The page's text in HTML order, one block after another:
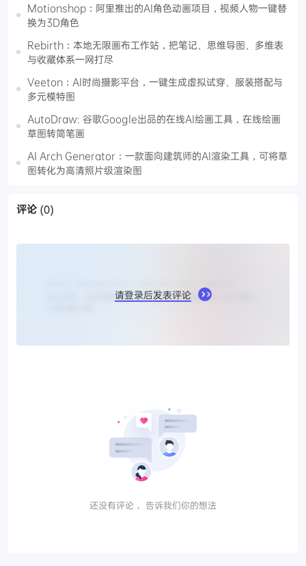
Motionshop：阿里推出的AI角色动画项目，视频人物一键替
换为3D角色
Rebirth：本地无限画布工作站，把笔记、思维导图、多维表
与收藏体系一网打尽
Veeton：AI时尚摄影平台，一键生成虚拟试穿、服装搭配与
多元模特图
AutoDraw: 谷歌Google出品的在线AI绘画工具，在线绘画
草图转简笔画
AI Arch Generator：一款面向建筑师的AI渲染工具，可将草
图转化为高清照片级渲染图
评论 (0)
请登录后发表评论
还没有评论， 告诉我们你的想法